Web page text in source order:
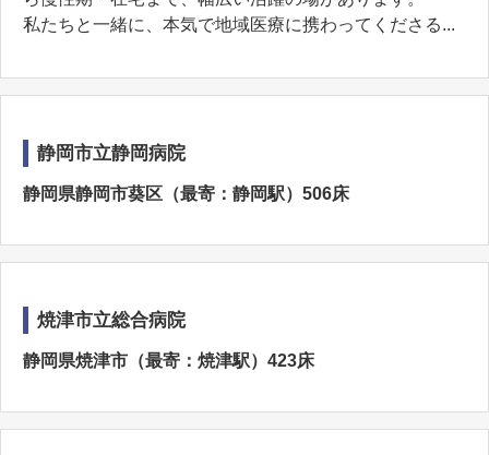
私たちと一緒に、本気で地域医療に携わってくださる...
静岡市立静岡病院
静岡県静岡市葵区（最寄：静岡駅）506床
焼津市立総合病院
静岡県焼津市（最寄：焼津駅）423床